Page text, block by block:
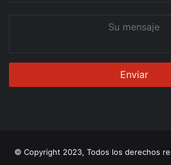
© Copyright 2023, Todos los derechos